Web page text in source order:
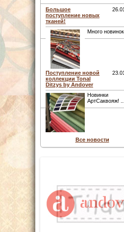
Большое
поступление новых
тканей!
Много новинок!
Поступление новой
коллекции Tonal
Ditzys by Andover
АртСаквояж! ...
Все новости